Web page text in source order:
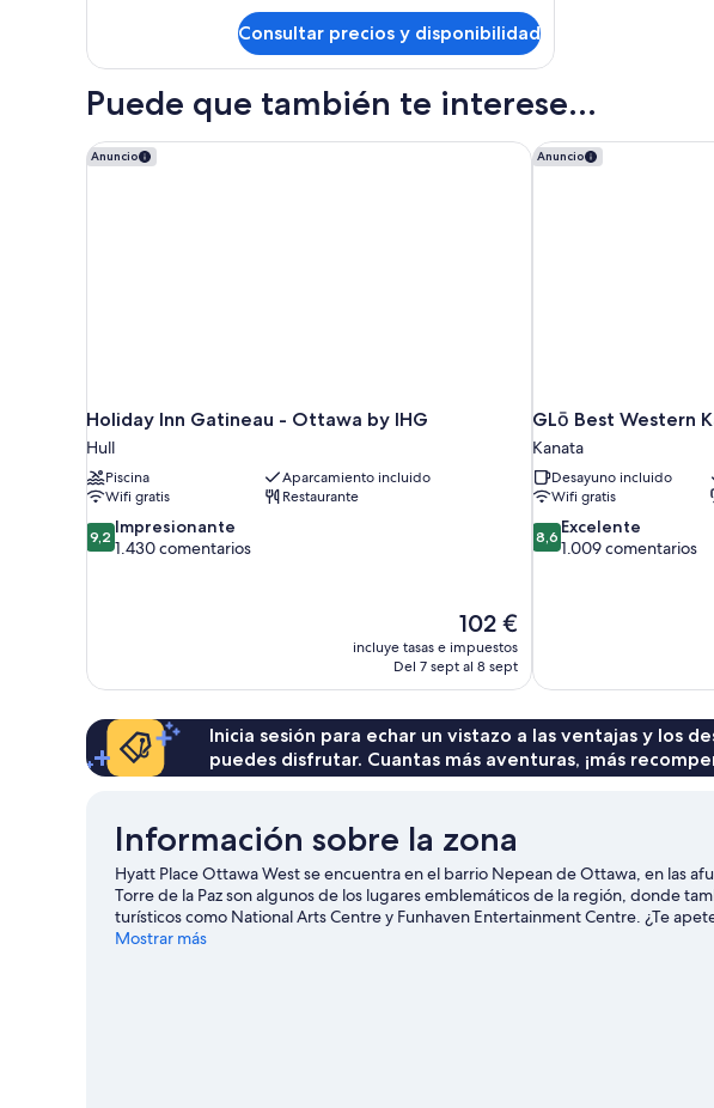
Consultar precios y disponibilidad
Puede que también te interese...
Anuncio
Holiday Inn Gatineau - Ottawa by IHG
Hull
Piscina
Aparcamiento incluido
Wifi gratis
Restaurante
9.2
sobre
9,2 Impresionante
1.430 comentarios
El
precio
actual
102 €
102 €
incluye tasas e impuestos
Del 7 sept al 8 sept
Holiday Inn Gatineau - Ottawa by IHG Anuncio
GLō Best Western
Kanata
Desayuno incluido
Wifi gratis
8.6
sobre
8,6 Excelente
1.009 comentarios
GLō Best Western
Inicia sesión para echar un vistazo a las ventajas y los
puedes disfrutar. Cuantas más aventuras, ¡más
Información sobre la zona
Hyatt Place Ottawa West se encuentra en el barrio Nepean de Ottawa, en las
Torre de la Paz son algunos de los lugares emblemáticos de la región, donde
turísticos como National Arts Centre y Funhaven Entertainment Centre. ¿Te
Puedes consultar el calendario de Estadio Canadian Tire Centre o Superdome at
Mostrar más